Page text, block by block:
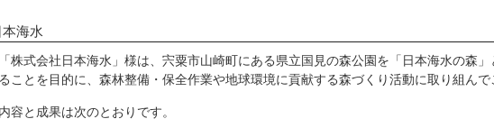
海水
株式会社日本海水」様は、宍粟市山崎町にある県立国見の森公園を「日本海水の森
ことを目的に、森林整備・保全作業や地球環境に貢献する森づくり活動に取り組んで
容と成果は次のとおりです。